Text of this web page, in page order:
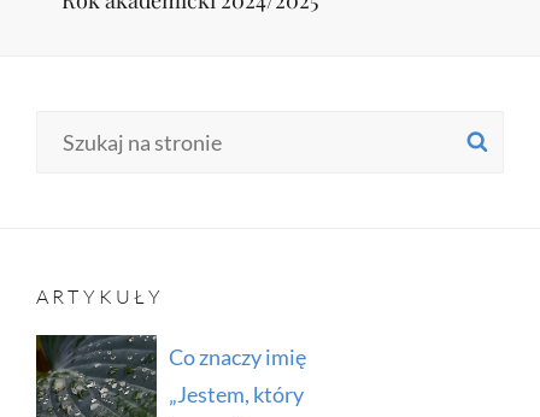
Post
ARTYKUŁY
Co znaczy imię
„Jestem, który